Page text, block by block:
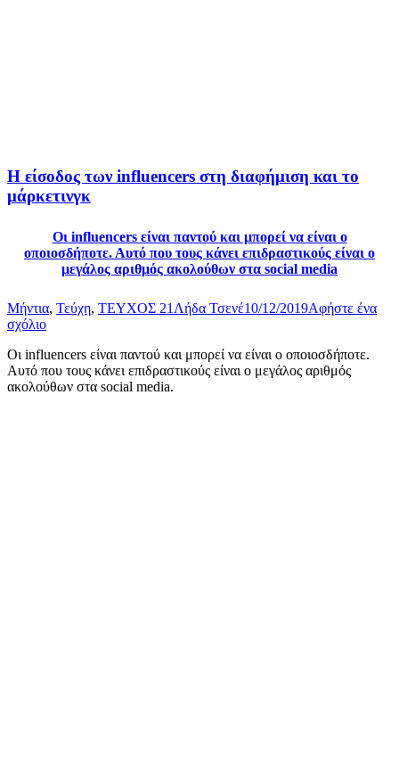
Η είσοδος των influencers στη διαφήμιση και το
μάρκετινγκ
Οι influencers είναι παντού και μπορεί να είναι ο
οποιοσδήποτε. Αυτό που τους κάνει επιδραστικούς είναι ο
μεγάλος αριθμός ακολούθων στα social media
Μήντια, Τεύχη, ΤΕΥΧΟΣ 21 Λήδα Τσενέ10/12/2019Αφήστε ένα
σχόλιο
Οι influencers είναι παντού και μπορεί να είναι ο οποιοσδήποτε.
Αυτό που τους κάνει επιδραστικούς είναι ο μεγάλος αριθμός
ακολούθων στα social media.